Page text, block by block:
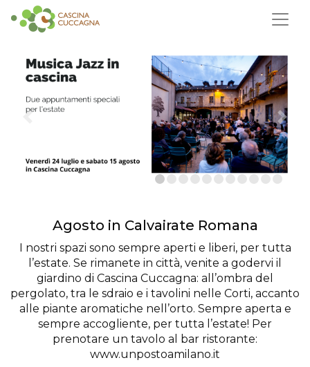
Agosto in Calvairate Romana
I nostri spazi sono sempre aperti e liberi, per tutta
l’estate. Se rimanete in città, venite a godervi il
giardino di Cascina Cuccagna: all’ombra del
pergolato, tra le sdraio e i tavolini nelle Corti, accanto
alle piante aromatiche nell’orto. Sempre aperta e
sempre accogliente, per tutta l’estate! Per
prenotare un tavolo al bar ristorante:
www.unpostoamilano.it